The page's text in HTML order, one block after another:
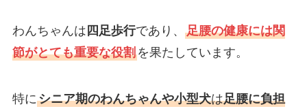
わんちゃんは 四足歩行であり、 足腰の健康には関
節がとても重要な役割を果たしています。
特にシニア期のわんちゃんや小型犬は足腰に負担